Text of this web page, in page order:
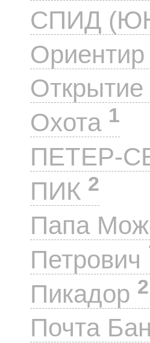
СПИД
Ориентир
Открытие
Охота 1
ПЕТЕР-
ПИК 2
Папа
Петрович
Пикадор 2
Почта